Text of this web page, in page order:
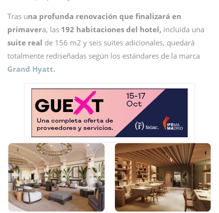
Tras una profunda renovación que finalizará en
primavera, las 192 habitaciones del hotel, incluida una
suite real de 156 m2 y seis suites adicionales, quedará
totalmente rediseñadas según los estándares de la marca
Grand Hyatt.